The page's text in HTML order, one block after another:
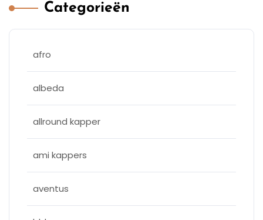
Categorieën
afro
albeda
allround kapper
ami kappers
aventus